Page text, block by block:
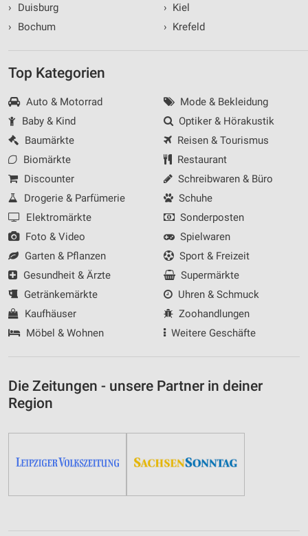
›
Duisburg
›
Bochum
› Kiel
› Krefeld
Top Kategorien
Auto & Motorrad
Baby & Kind
Baumärkte
Biomärkte
Discounter
Drogerie & Parfümerie
Elektromärkte
Foto & Video
Garten & Pflanzen
Gesundheit & Ärzte
Getränkemärkte
Kaufhäuser
Möbel & Wohnen
Mode & Bekleidung
Optiker & Hörakustik
Reisen & Tourismus
Restaurant
Schreibwaren & Büro
Schuhe
Sonderposten
Spielwaren
Sport & Freizeit
Supermärkte
Uhren & Schmuck
Zoohandlungen
Weitere Geschäfte
Die Zeitungen - unsere Partner in deiner
Region